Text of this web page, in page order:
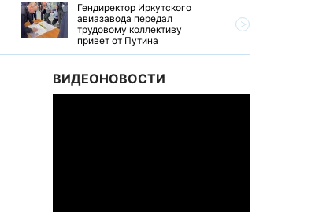
Гендиректор Иркутского
авиазавода передал
трудовому коллективу
привет от Путина
ВИДЕОНОВОСТИ